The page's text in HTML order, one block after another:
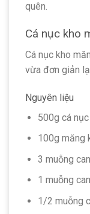
quên.
Cá nục kho
Cá nục kho
vừa đơn giản
Nguyên liệu
500g cá
100g măng
3 muỗng
1 muỗng
1/2 muỗng